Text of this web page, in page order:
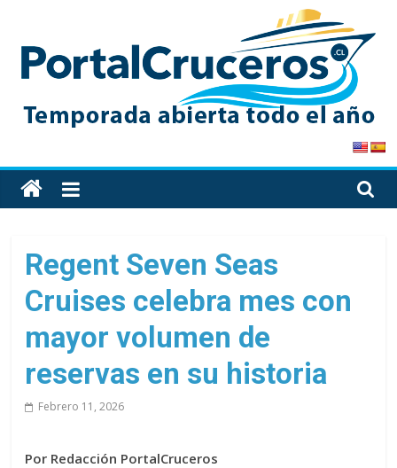
content
PortalCruceros
Toda
la
de
cruceros
en
solo
Regent Seven Seas
Cruises celebra mes con
mayor volumen de
reservas en su historia
Febrero 11, 2026
Por Redacción PortalCruceros